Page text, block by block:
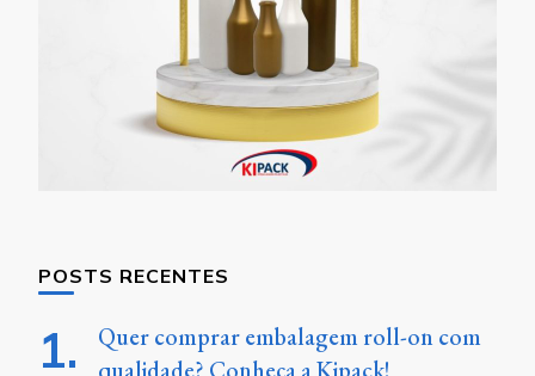
POSTS RECENTES
Quer comprar embalagem roll-on com